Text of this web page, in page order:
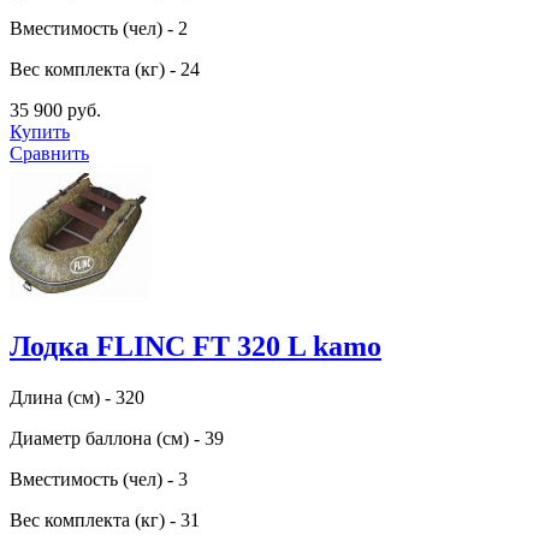
Вместимость (чел) - 2
Вес комплекта (кг) - 24
35 900 руб.
Купить
Сравнить
Лодка FLINC FT 320 L kamo
Длина (см) - 320
Диаметр баллона (см) - 39
Вместимость (чел) - 3
Вес комплекта (кг) - 31